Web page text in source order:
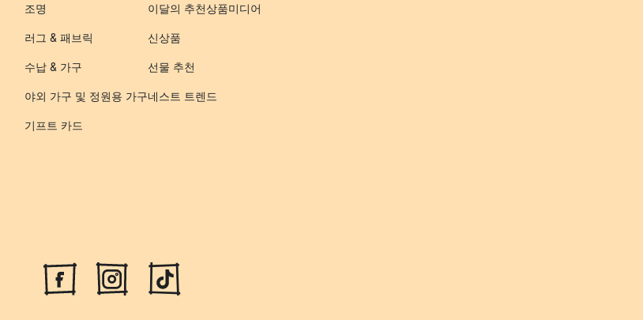
조명
러그 & 패브릭
수납 & 가구
야외 가구 및 정원용 가구
기프트 카드
이달의 추천상품
신상품
선물 추천
네스트 트렌드
미디어